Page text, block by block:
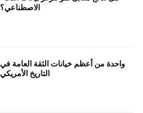
الاصطناعي؟
واحدة من أعظم خيانات الثقة العامة في
التاريخ الأمريكي